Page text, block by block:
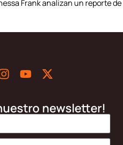
Frank analizan un reporte de
newsletter!